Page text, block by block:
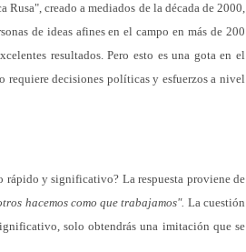
creado a mediados de la década de 2000,
de ideas afines en el campo en más de 200
resultados. Pero esto es una gota en el
requiere decisiones políticas y esfuerzos a nivel
rápido y significativo? La respuesta proviene de
hacemos como que trabajamos". La cuestión
solo obtendrás una imitación que se